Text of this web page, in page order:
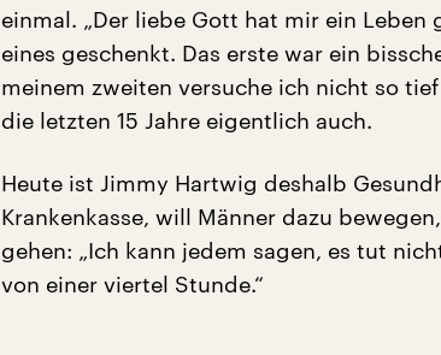
einmal. „Der liebe Gott hat mir ein
eines geschenkt. Das erste war ein
meinem zweiten versuche ich nicht so
die letzten 15 Jahre eigentlich auch.
Heute ist Jimmy Hartwig deshalb
Krankenkasse, will Männer dazu
gehen: „Ich kann jedem sagen, es tut
von einer viertel Stunde.“